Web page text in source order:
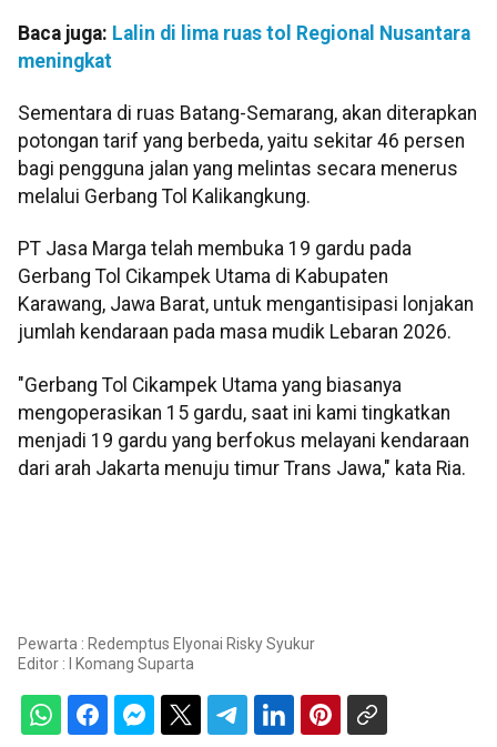
Baca juga: Lalin di lima ruas tol Regional Nusantara
meningkat
Sementara di ruas Batang-Semarang, akan diterapkan
potongan tarif yang berbeda, yaitu sekitar 46 persen
bagi pengguna jalan yang melintas secara menerus
melalui Gerbang Tol Kalikangkung.
PT Jasa Marga telah membuka 19 gardu pada
Gerbang Tol Cikampek Utama di Kabupaten
Karawang, Jawa Barat, untuk mengantisipasi lonjakan
jumlah kendaraan pada masa mudik Lebaran 2026.
"Gerbang Tol Cikampek Utama yang biasanya
mengoperasikan 15 gardu, saat ini kami tingkatkan
menjadi 19 gardu yang berfokus melayani kendaraan
dari arah Jakarta menuju timur Trans Jawa," kata Ria.
Pewarta : Redemptus Elyonai Risky Syukur
Editor :
I Komang Suparta